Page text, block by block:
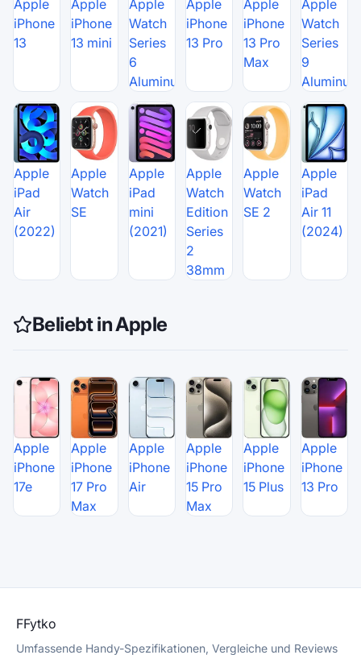
Apple
iPhone
13
Apple
iPhone
13 mini
Apple
Watch
Series
6
Aluminum
Apple
iPhone
13 Pro
Apple
iPhone
13 Pro
Max
Apple
Watch
Series
9
Aluminum
Apple
iPad
Air
(2022)
Apple
Watch
SE
Apple
iPad
mini
(2021)
Apple
Watch
Edition
Series
2
38mm
Apple
Watch
SE 2
Apple
iPad
Air 11
(2024)
Beliebt in Apple
Apple
iPhone
17e
Apple
iPhone
17 Pro
Max
Apple
iPhone
Air
Apple
iPhone
15 Pro
Max
Apple
iPhone
15 Plus
Apple
iPhone
13 Pro
FFytko
Umfassende Handy-Spezifikationen, Vergleiche und Reviews